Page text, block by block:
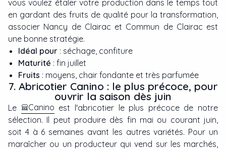
vous voulez étaler votre production dans le temps tout
en gardant des fruits de qualité pour la transformation,
associer Nancy de Clairac et Commun de Clairac est
une bonne stratégie.
Idéal pour : séchage, confiture
Maturité : fin juillet
Fruits : moyens, chair fondante et très parfumée
7. Abricotier Canino : le plus précoce, pour
ouvrir la saison dès juin
Le Canino est l'abricotier le plus précoce de notre
sélection. Il peut produire dès fin mai ou courant juin,
soit 4 à 6 semaines avant les autres variétés. Pour un
maraîcher ou un producteur qui vend sur les marchés,